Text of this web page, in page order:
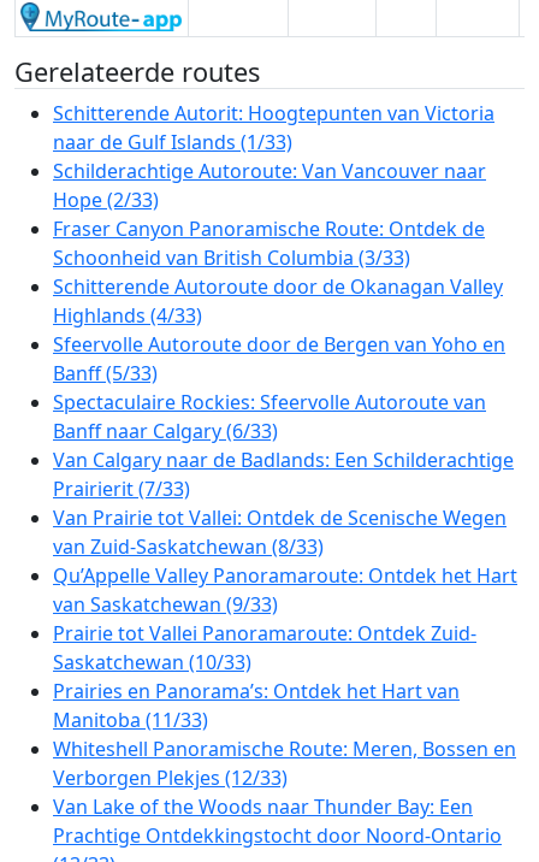
Gerelateerde routes
Schitterende Autorit: Hoogtepunten van Victoria
naar de Gulf Islands (1/33)
Schilderachtige Autoroute: Van Vancouver naar
Hope (2/33)
Fraser Canyon Panoramische Route: Ontdek de
Schoonheid van British Columbia (3/33)
Schitterende Autoroute door de Okanagan Valley
Highlands (4/33)
Sfeervolle Autoroute door de Bergen van Yoho en
Banff (5/33)
Spectaculaire Rockies: Sfeervolle Autoroute van
Banff naar Calgary (6/33)
Van Calgary naar de Badlands: Een Schilderachtige
Prairierit (7/33)
Van Prairie tot Vallei: Ontdek de Scenische Wegen
van Zuid-Saskatchewan (8/33)
Qu’Appelle Valley Panoramaroute: Ontdek het Hart
van Saskatchewan (9/33)
Prairie tot Vallei Panoramaroute: Ontdek Zuid-
Saskatchewan (10/33)
Prairies en Panorama’s: Ontdek het Hart van
Manitoba (11/33)
Whiteshell Panoramische Route: Meren, Bossen en
Verborgen Plekjes (12/33)
Van Lake of the Woods naar Thunder Bay: Een
Prachtige Ontdekkingstocht door Noord-Ontario